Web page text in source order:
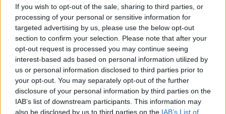
If you wish to opt-out of the sale, sharing to third parties, or
processing of your personal or sensitive information for
targeted advertising by us, please use the below opt-out
section to confirm your selection. Please note that after your
opt-out request is processed you may continue seeing
interest-based ads based on personal information utilized by
us or personal information disclosed to third parties prior to
your opt-out. You may separately opt-out of the further
disclosure of your personal information by third parties on the
IAB’s list of downstream participants. This information may
also be disclosed by us to third parties on the IAB’s List of